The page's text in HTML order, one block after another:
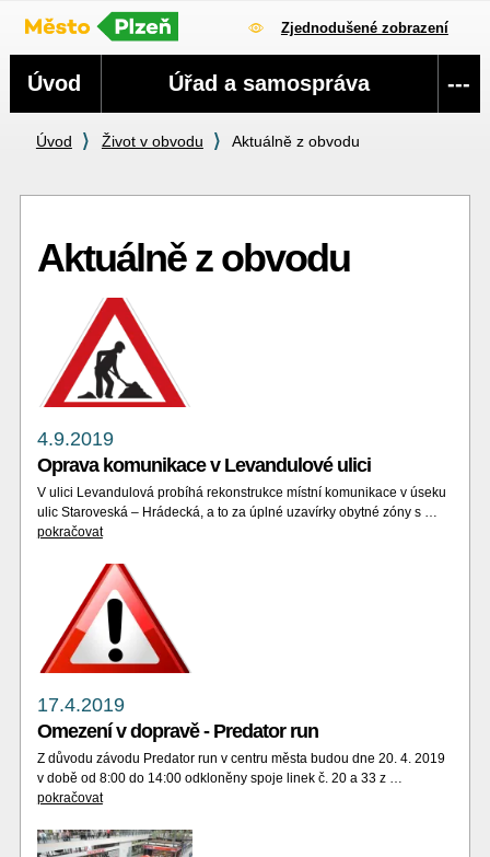
Zjednodušené zobrazení
Úvod Život v obvodu Aktuálně z obvodu
Aktuálně z obvodu
4.9.2019
Oprava komunikace v Levandulové ulici
V ulici Levandulová probíhá rekonstrukce místní komunikace v úseku
ulic Staroveská – Hrádecká, a to za úplné uzavírky obytné zóny s …
pokračovat
17.4.2019
Omezení v dopravě - Predator run
Z důvodu závodu Predator run v centru města budou dne 20. 4. 2019
v době od 8:00 do 14:00 odkloněny spoje linek č. 20 a 33 z …
pokračovat
Navigace
Úvod Úřad a samospráva ---